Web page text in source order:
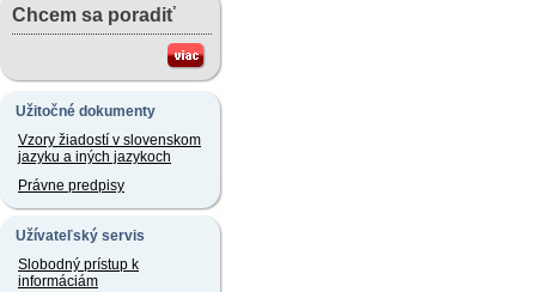
Chcem sa poradiť
Užitočné dokumenty
Vzory žiadostí v slovenskom
jazyku a iných jazykoch
Právne predpisy
Užívateľský servis
Slobodný prístup k
informáciám